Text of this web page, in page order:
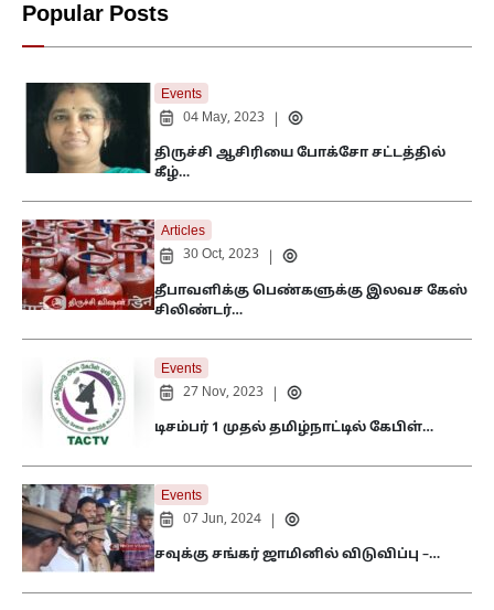
Popular Posts
Events
04 May, 2023
திருச்சி ஆசிரியை போக்சோ சட்டத்தில்
கீழ்…
Articles
30 Oct, 2023
தீபாவளிக்கு பெண்களுக்கு இலவச கேஸ்
சிலிண்டர்…
Events
27 Nov, 2023
டிசம்பர் 1 முதல் தமிழ்நாட்டில் கேபிள்…
Events
07 Jun, 2024
சவுக்கு சங்கர் ஜாமினில் விடுவிப்பு –…